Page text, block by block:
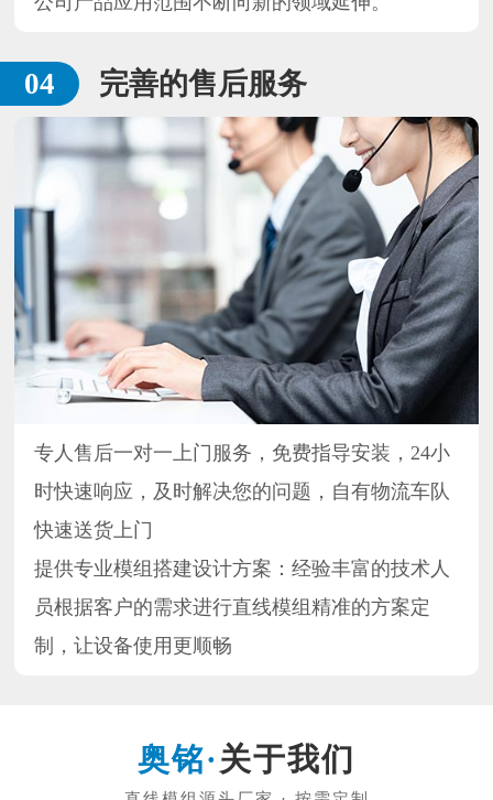
完善的售后服务
专人售后一对一上门服务，免费指导安装，24小
时快速响应，及时解决您的问题，自有物流车队
快速送货上门
提供专业模组搭建设计方案：经验丰富的技术人
员根据客户的需求进行直线模组精准的方案定
制，让设备使用更顺畅
关于我们